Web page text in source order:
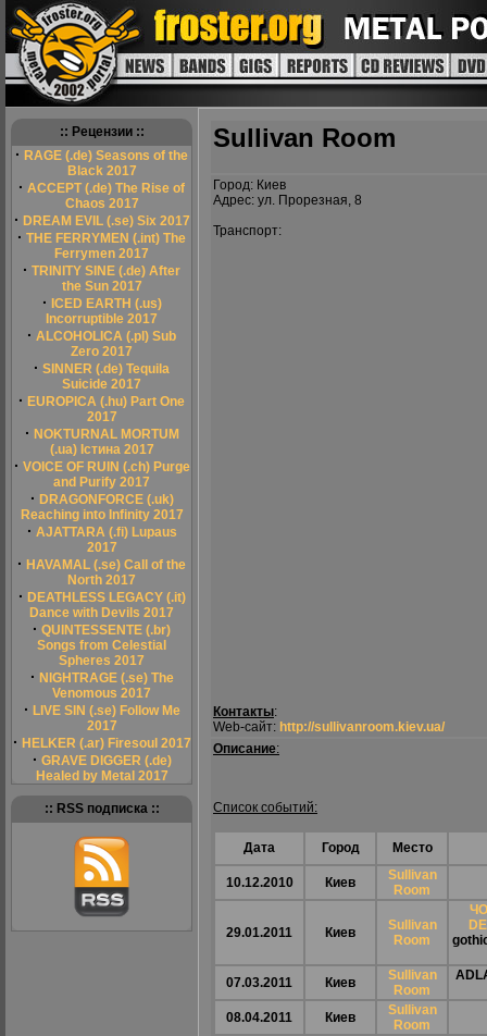
:: Рецензии ::
· RAGE (.de) Seasons of the
Black 2017
· ACCEPT (.de) The Rise of
Chaos 2017
· DREAM EVIL (.se) Six 2017
· THE FERRYMEN (.int) The
Ferrymen 2017
· TRINITY SINE (.de) After
the Sun 2017
· ICED EARTH (.us)
Incorruptible 2017
· ALCOHOLICA (.pl) Sub
Zero 2017
· SINNER (.de) Tequila
Suicide 2017
· EUROPICA (.hu) Part One
2017
· NOKTURNAL MORTUM
(.ua) Істина 2017
· VOICE OF RUIN (.ch) Purge
and Purify 2017
· DRAGONFORCE (.uk)
Reaching into Infinity 2017
· AJATTARA (.fi) Lupaus
2017
· HAVAMAL (.se) Call of the
North 2017
· DEATHLESS LEGACY (.it)
Dance with Devils 2017
· QUINTESSENTE (.br)
Songs from Celestial
Spheres 2017
· NIGHTRAGE (.se) The
Venomous 2017
· LIVE SIN (.se) Follow Me
2017
· HELKER (.ar) Firesoul 2017
· GRAVE DIGGER (.de)
Healed by Metal 2017
:: RSS подписка ::
Sullivan Room
Город: Киев
Адрес: ул. Прорезная, 8
Транспорт:
Контакты:
Web-сайт: http://sullivanroom.kiev.ua/
Описание:
Список событий:
Дата Город Место
10.12.2010 Киев
Sullivan
Room
29.01.2011 Киев
Sullivan
Room
07.03.2011 Киев
Sullivan
Room
08.04.2011 Киев
Sullivan
Room